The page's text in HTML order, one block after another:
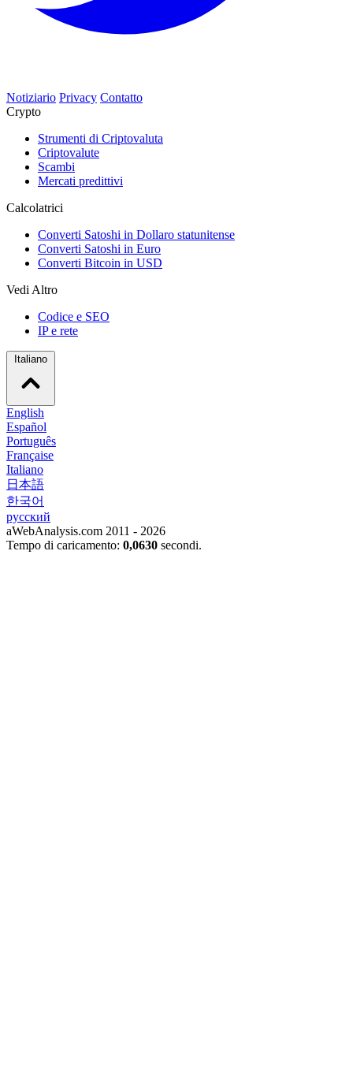
Notiziario Privacy Contatto
Crypto
Strumenti di Criptovaluta
Criptovalute
Scambi
Mercati predittivi
Calcolatrici
Converti Satoshi in Dollaro statunitense
Converti Satoshi in Euro
Converti Bitcoin in USD
Vedi Altro
Codice e SEO
IP e rete
English
Español
Português
Française
Italiano
日本語
한국어
русский
aWebAnalysis.com 2011 - 2026
Tempo di caricamento: 0,0630 secondi.